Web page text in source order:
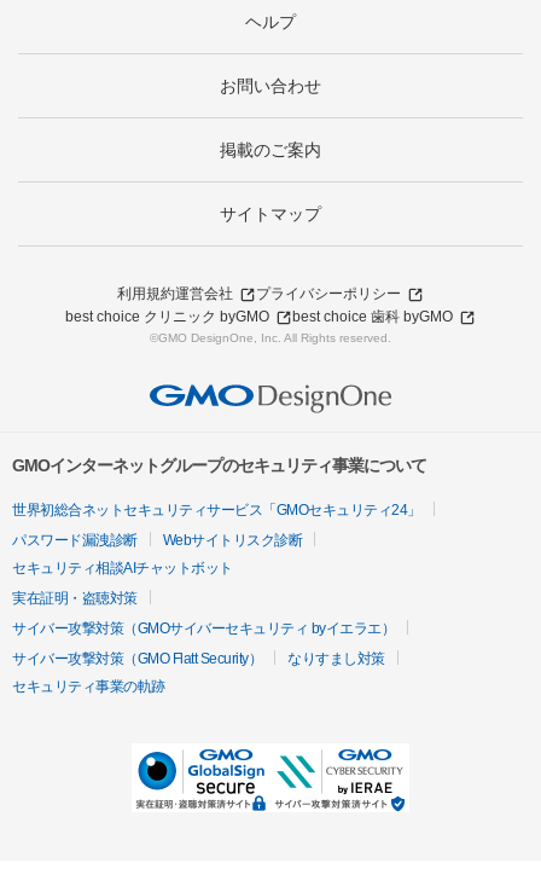
ヘルプ
お問い合わせ
掲載のご案内
サイトマップ
利用規約運営会社
プライバシーポリシー
best choice クリニック byGMO
best choice 歯科 byGMO
©GMO DesignOne, Inc. All Rights reserved.
GMOインターネットグループのセキュリティ事業について
世界初総合ネットセキュリティサービス「GMOセキュリティ24」
パスワード漏洩診断
Webサイトリスク診断
セキュリティ相談AIチャットボット
実在証明・盗聴対策
サイバー攻撃対策（GMOサイバーセキュリティ byイエラエ）
サイバー攻撃対策（GMO Flatt Security）
なりすまし対策
セキュリティ事業の軌跡